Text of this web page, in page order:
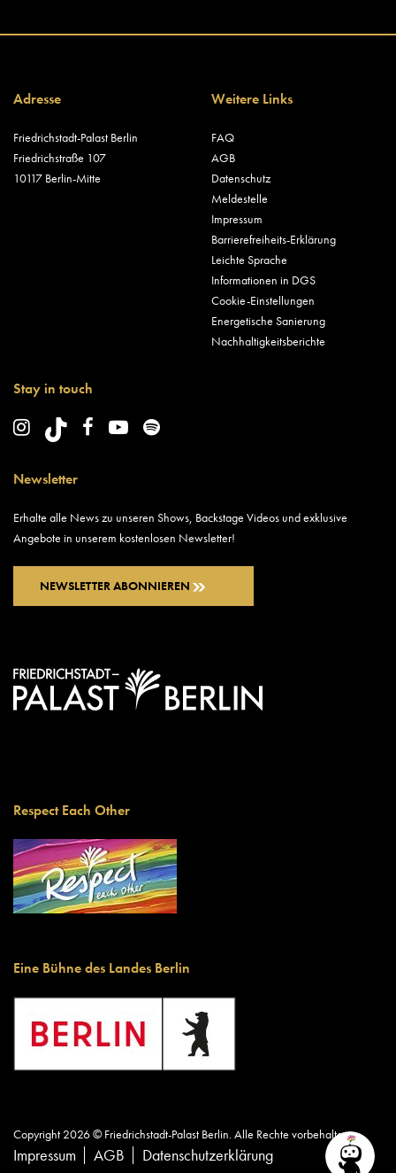
Adresse
Friedrichstadt-Palast Berlin
Friedrichstraße 107
10117 Berlin-Mitte
Weitere Links
FAQ
AGB
Datenschutz
Meldestelle
Impressum
Barrierefreiheits-Erklärung
Leichte Sprache
Informationen in DGS
Cookie-Einstellungen
Energetische Sanierung
Nachhaltigkeitsberichte
Stay in touch
Newsletter
Erhalte alle News zu unseren Shows, Backstage Videos und exklusive
Angebote in unserem kostenlosen Newsletter!
NEWSLETTER ABONNIEREN
Respect Each Other
Eine Bühne des Landes Berlin
Copyright 2026 © Friedrichstadt-Palast Berlin. Alle Rechte vorbehalten.
Impressum AGB Datenschutzerklärung